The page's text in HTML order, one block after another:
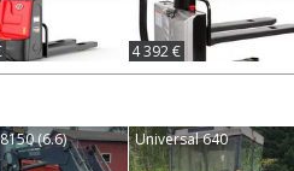
4 392 €
(6.6)
Universal 640